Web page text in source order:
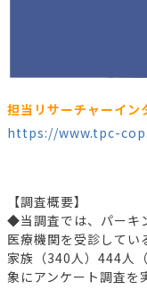
担当リサーチャーイン
https://www.tpc-
【調査概要】
◆当調査では、パーキ
医療機関を受診して
家族（340人）444人
象にアンケート調査を